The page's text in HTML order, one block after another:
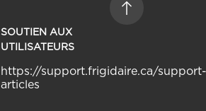
SOUTIEN AUX
UTILISATEURS
https://support.frigidaire.ca/
articles